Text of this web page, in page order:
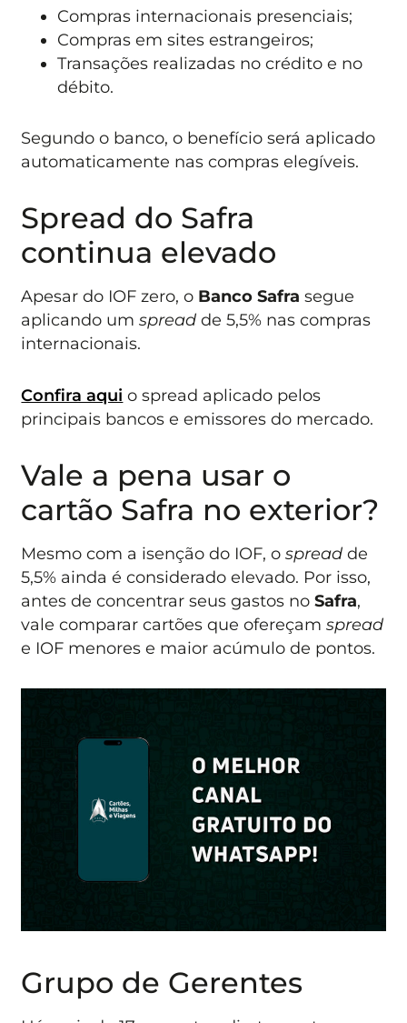
Compras internacionais presenciais;
Compras em sites estrangeiros;
Transações realizadas no crédito e no
débito.
Segundo o banco, o benefício será aplicado
automaticamente nas compras elegíveis.
Spread do Safra
continua elevado
Apesar do IOF zero, o Banco Safra segue
aplicando umspread de 5,5% nas compras
internacionais.
Confira aqui o spread aplicado pelos
principais bancos e emissores do mercado.
Vale a pena usar o
cartão Safra no exterior?
Mesmo com a isenção do IOF, ospread de
5,5% ainda é considerado elevado. Por isso,
antes de concentrar seus gastos noSafra,
vale comparar cartões que ofereçamspread
e IOF menores e maior acúmulo de pontos.
Grupo de Gerentes